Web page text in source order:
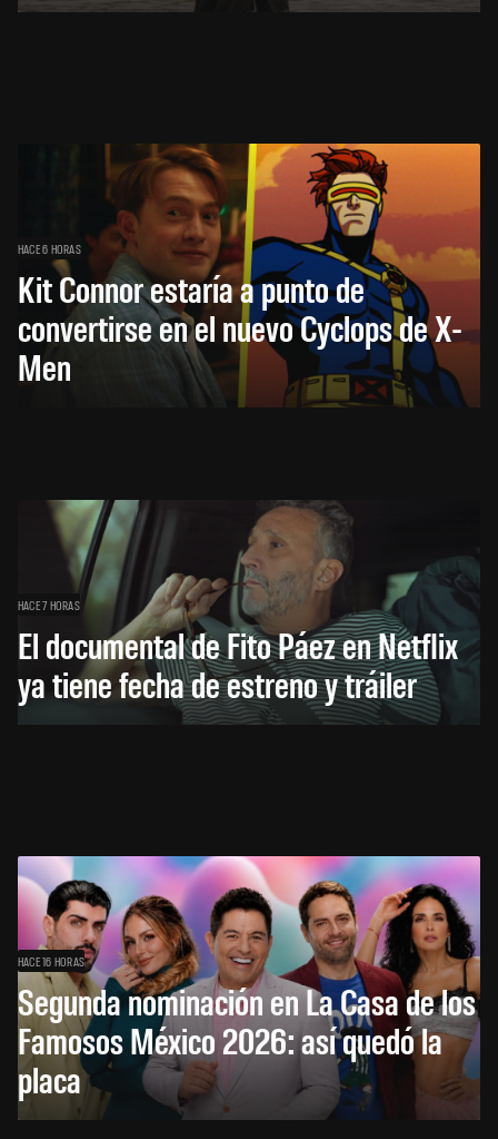
HACE 6 HORAS
Kit Connor estaría a punto de
convertirse en el nuevo Cyclops de X-
Men
HACE 7 HORAS
El documental de Fito Páez en Netflix
ya tiene fecha de estreno y tráiler
HACE 16 HORAS
Segunda nominación en La Casa de los
Famosos México 2026: así quedó la
placa